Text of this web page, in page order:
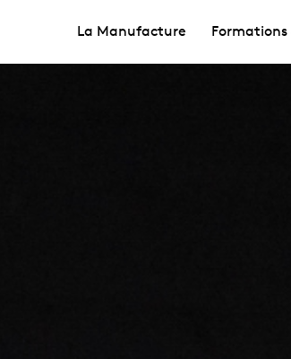
La Manufacture Formations